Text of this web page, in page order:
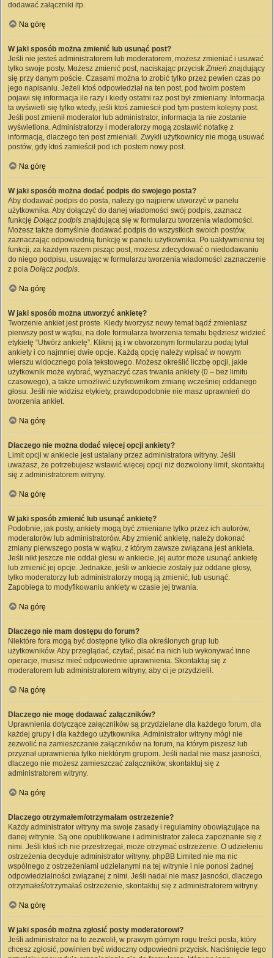
dodawać załączniki itp.
Na górę
W jaki sposób można zmienić lub usunąć post?
Jeśli nie jesteś administratorem lub moderatorem, możesz zmieniać i usuwać
tylko swoje posty. Możesz zmienić post, naciskając przyciskZmień znajdujący
się przy danym poście. Czasami można to zrobić tylko przez pewien czas po
jego napisaniu. Jeżeli ktoś odpowiedział na ten post, pod twoim postem
pojawi się informacja ile razy i kiedy ostatni raz post był zmieniany. Informacja
ta wyświetli się tylko wtedy, jeśli ktoś zamieścił pod tym postem kolejny post.
Jeśli post zmienił moderator lub administrator, informacja ta nie zostanie
wyświetlona. Administratorzy i moderatorzy mogą zostawić notatkę z
informacją, dlaczego ten post zmieniali. Zwykli użytkownicy nie mogą usuwać
postów, gdy ktoś zamieścił pod ich postem nowy post.
Na górę
W jaki sposób można dodać podpis do swojego posta?
Aby dodawać podpis do posta, należy go najpierw utworzyć w panelu
użytkownika. Aby dołączyć do danej wiadomości swój podpis, zaznacz
funkcję Dołącz podpis znajdującą się w formularzu tworzenia wiadomości.
Możesz także domyślnie dodawać podpis do wszystkich swoich postów,
zaznaczając odpowiednią funkcję w panelu użytkownika. Po uaktywnieniu tej
funkcji, za każdym razem pisząc post, możesz zdecydować o niedodawaniu
do niego podpisu, usuwając w formularzu tworzenia wiadomości zaznaczenie
z pola Dołącz podpis.
Na górę
W jaki sposób można utworzyć ankietę?
Tworzenie ankiet jest proste. Kiedy tworzysz nowy temat bądź zmieniasz
pierwszy post w wątku, na dole formularza tworzenia tematu będziesz widzieć
etykietę “Utwórz ankietę”. Kliknij ją i w otworzonym formularzu podaj tytuł
ankiety i co najmniej dwie opcje. Każdą opcję należy wpisać w nowym
wierszu widocznego pola tekstowego. Możesz określić liczbę opcji, jakie
użytkownik może wybrać, wyznaczyć czas trwania ankiety (0 – bez limitu
czasowego), a także umożliwić użytkownikom zmianę wcześniej oddanego
głosu. Jeśli nie widzisz etykiety, prawdopodobnie nie masz uprawnień do
tworzenia ankiet.
Na górę
Dlaczego nie można dodać więcej opcji ankiety?
Limit opcji w ankiecie jest ustalany przez administratora witryny. Jeśli
uważasz, że potrzebujesz wstawić więcej opcji niż dozwolony limit, skontaktuj
się z administratorem witryny.
Na górę
W jaki sposób zmienić lub usunąć ankietę?
Podobnie, jak posty, ankiety mogą być zmieniane tylko przez ich autorów,
moderatorów lub administratorów. Aby zmienić ankietę, należy dokonać
zmiany pierwszego posta w wątku, z którym zawsze związana jest ankieta.
Jeśli nikt jeszcze nie oddał głosu w ankiecie, jej autor może usunąć ankietę
lub zmienić jej opcje. Jednakże, jeśli w ankiecie zostały już oddane głosy,
tylko moderatorzy lub administratorzy mogą ją zmienić, lub usunąć.
Zapobiega to modyfikowaniu ankiety w czasie jej trwania.
Na górę
Dlaczego nie mam dostępu do forum?
Niektóre fora mogą być dostępne tylko dla określonych grup lub
użytkowników. Aby przeglądać, czytać, pisać na nich lub wykonywać inne
operacje, musisz mieć odpowiednie uprawnienia. Skontaktuj się z
moderatorem lub administratorem witryny, aby ci je przydzielił.
Na górę
Dlaczego nie mogę dodawać załączników?
Uprawnienia dotyczące załączników są przydzielane dla każdego forum, dla
każdej grupy i dla każdego użytkownika. Administrator witryny mógł nie
zezwolić na zamieszczanie załączników na forum, na którym piszesz lub
przyznał uprawnienia tylko niektórym grupom. Jeśli nadal nie masz jasności,
dlaczego nie możesz zamieszczać załączników, skontaktuj się z
administratorem witryny.
Na górę
Dlaczego otrzymałem/otrzymałam ostrzeżenie?
Każdy administrator witryny ma swoje zasady i regulaminy obowiązujące na
danej witrynie. Są one opublikowane i administrator zaleca zapoznanie się z
nimi. Jeśli ktoś ich nie przestrzegał, może otrzymać ostrzeżenie. O udzieleniu
ostrzeżenia decyduje administrator witryny. phpBB Limited nie ma nic
wspólnego z ostrzeżeniami udzielanymi na tej witrynie i nie ponosi żadnej
odpowiedzialności związanej z nimi. Jeśli nadal nie masz jasności, dlaczego
otrzymałeś/otrzymałaś ostrzeżenie, skontaktuj się z administratorem witryny.
Na górę
W jaki sposób można zgłosić posty moderatorowi?
Jeśli administrator na to zezwolił, w prawym górnym rogu treści posta, który
chcesz zgłosić, powinien być widoczny odpowiedni przycisk. Naciśnięcie tego